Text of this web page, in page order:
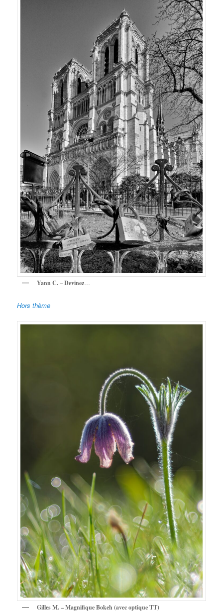
Yann C. – Devinez…
Hors thème
Gilles M. – Magnifique Bokeh (avec optique TT)